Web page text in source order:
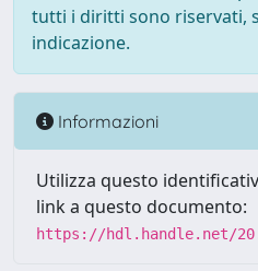
tutti i diritti sono riservati,
indicazione.
Informazioni
Utilizza questo
link a questo documento:
https://hdl.handle.net/